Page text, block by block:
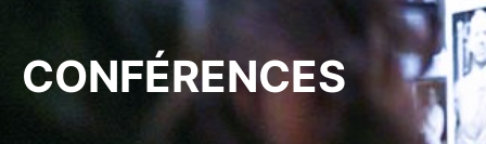
CONFÉRENCES